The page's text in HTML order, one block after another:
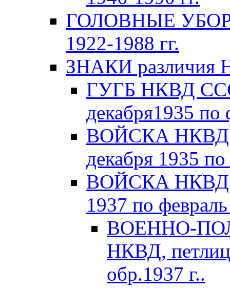
ГОЛОВНЫЕ
1922-1988 гг.
ЗНАКИ различия
ГУГБ НКВД
декабря1935 по
ВОЙСКА НКВД
декабря 1935
ВОЙСКА НКВД
1937 по
ВОЕННО-
НКВД,
обр.1937 г..